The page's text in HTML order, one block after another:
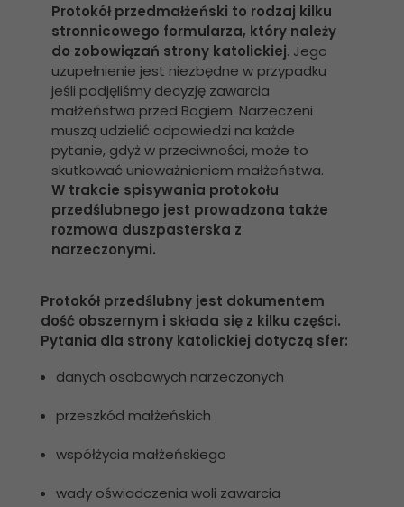
Protokół przedmałżeński to rodzaj kilku
stronnicowego formularza, który należy
do zobowiązań strony katolickiej. Jego
uzupełnienie jest niezbędne w przypadku
jeśli podjęliśmy decyzję zawarcia
małżeństwa przed Bogiem. Narzeczeni
muszą udzielić odpowiedzi na każde
pytanie, gdyż w przeciwności, może to
skutkować unieważnieniem małżeństwa.
W trakcie spisywania protokołu
przedślubnego jest prowadzona także
rozmowa duszpasterska z
narzeczonymi.
Protokół przedślubny jest dokumentem
dość obszernym i składa się z kilku części.
Pytania dla strony katolickiej dotyczą sfer:
danych osobowych narzeczonych
przeszkód małżeńskich
współżycia małżeńskiego
wady oświadczenia woli zawarcia